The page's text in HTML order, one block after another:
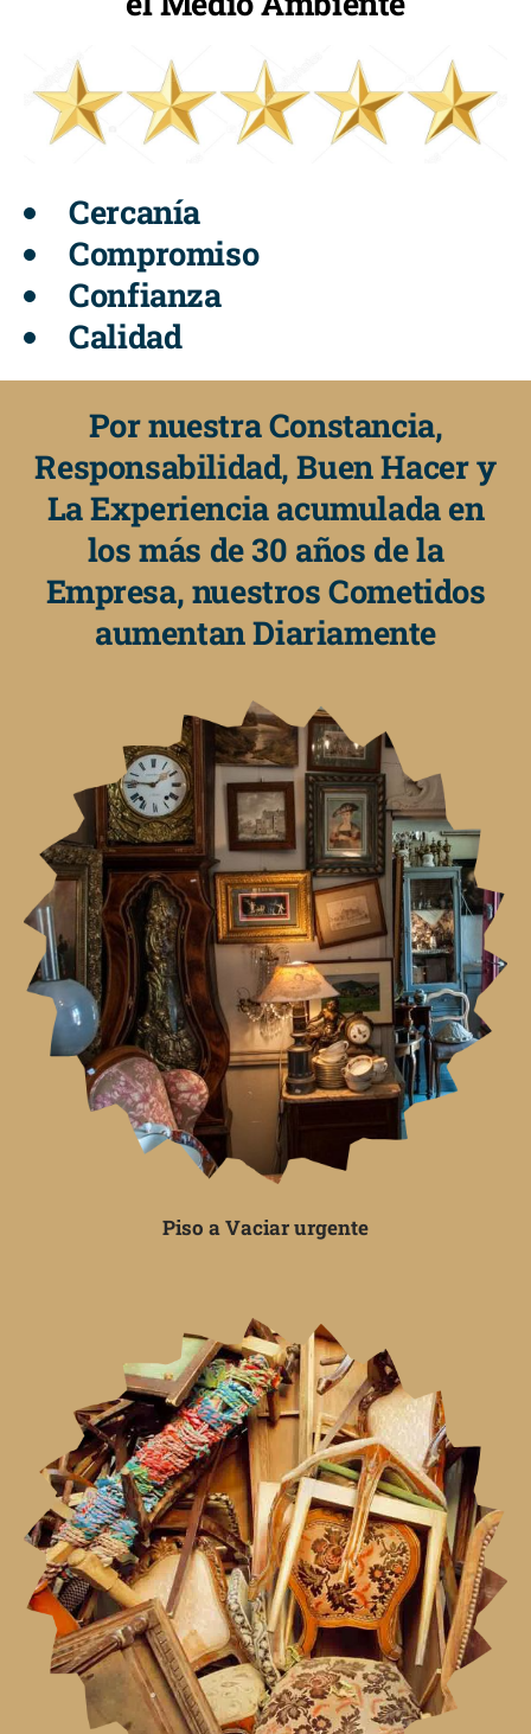
Cercanía
Compromiso
Confianza
Calidad
Por nuestra Constancia,
Responsabilidad, Buen Hacer y
La Experiencia acumulada en
los más de 30 años de la
Empresa, nuestros Cometidos
aumentan Diariamente
Piso a Vaciar urgente